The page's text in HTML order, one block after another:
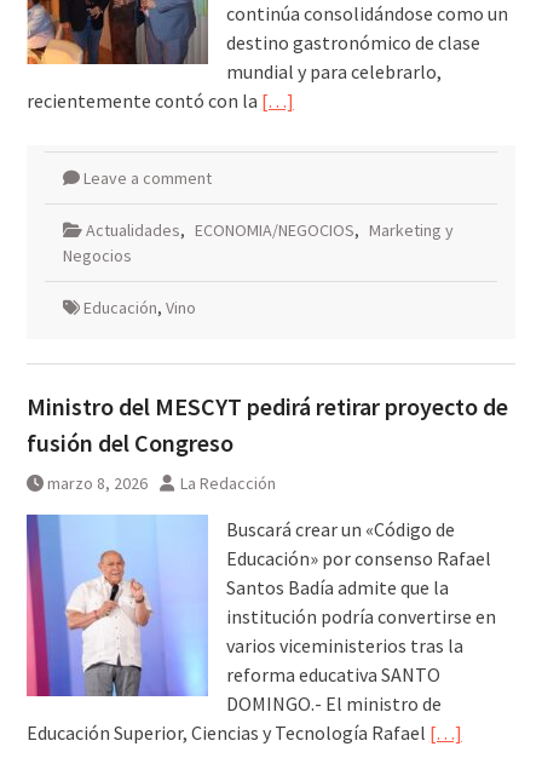
continúa consolidándose como un
destino gastronómico de clase
mundial y para celebrarlo,
recientemente contó con la […]
Leave a comment
Actualidades, ECONOMIA/NEGOCIOS, Marketing y
Negocios
Educación, Vino
Ministro del MESCYT pedirá retirar proyecto de
fusión del Congreso
marzo 8, 2026 La Redacción
Buscará crear un «Código de
Educación» por consenso Rafael
Santos Badía admite que la
institución podría convertirse en
varios viceministerios tras la
reforma educativa SANTO
DOMINGO.- El ministro de
Educación Superior, Ciencias y Tecnología Rafael […]